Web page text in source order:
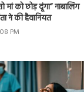
मां को छोड़ दूंगा” नाबालिग
ने की हैवानियत
PM